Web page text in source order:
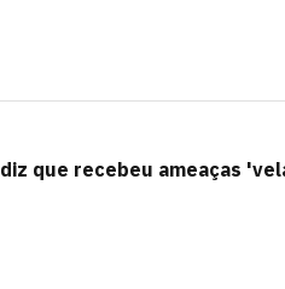
que recebeu ameaças